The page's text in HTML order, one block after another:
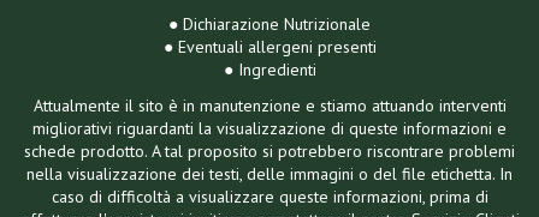
● Dichiarazione Nutrizionale
● Eventuali allergeni presenti
● Ingredienti
Attualmente il sito è in manutenzione e stiamo attuando interventi
migliorativi riguardanti la visualizzazione di queste informazioni e
schede prodotto. A tal proposito si potrebbero riscontrare problemi
nella visualizzazione dei testi, delle immagini o del file etichetta. In
caso di difficoltà a visualizzare queste informazioni, prima di